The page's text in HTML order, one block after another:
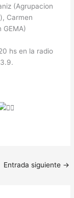
(Agrupacion
Carmen
hs en la radio
Entrada siguiente →